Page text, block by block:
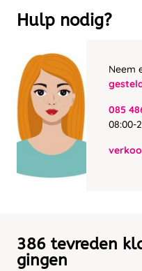
Hulp nodig?
Neem
085
08:00-
386 tevreden
gingen